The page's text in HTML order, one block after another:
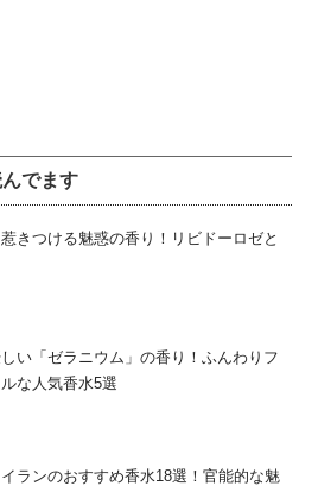
でます
きつける魅惑の香り！リビドーロゼと
い「ゼラニウム」の香り！ふんわりフ
な人気香水5選
ランのおすすめ香水18選！官能的な魅